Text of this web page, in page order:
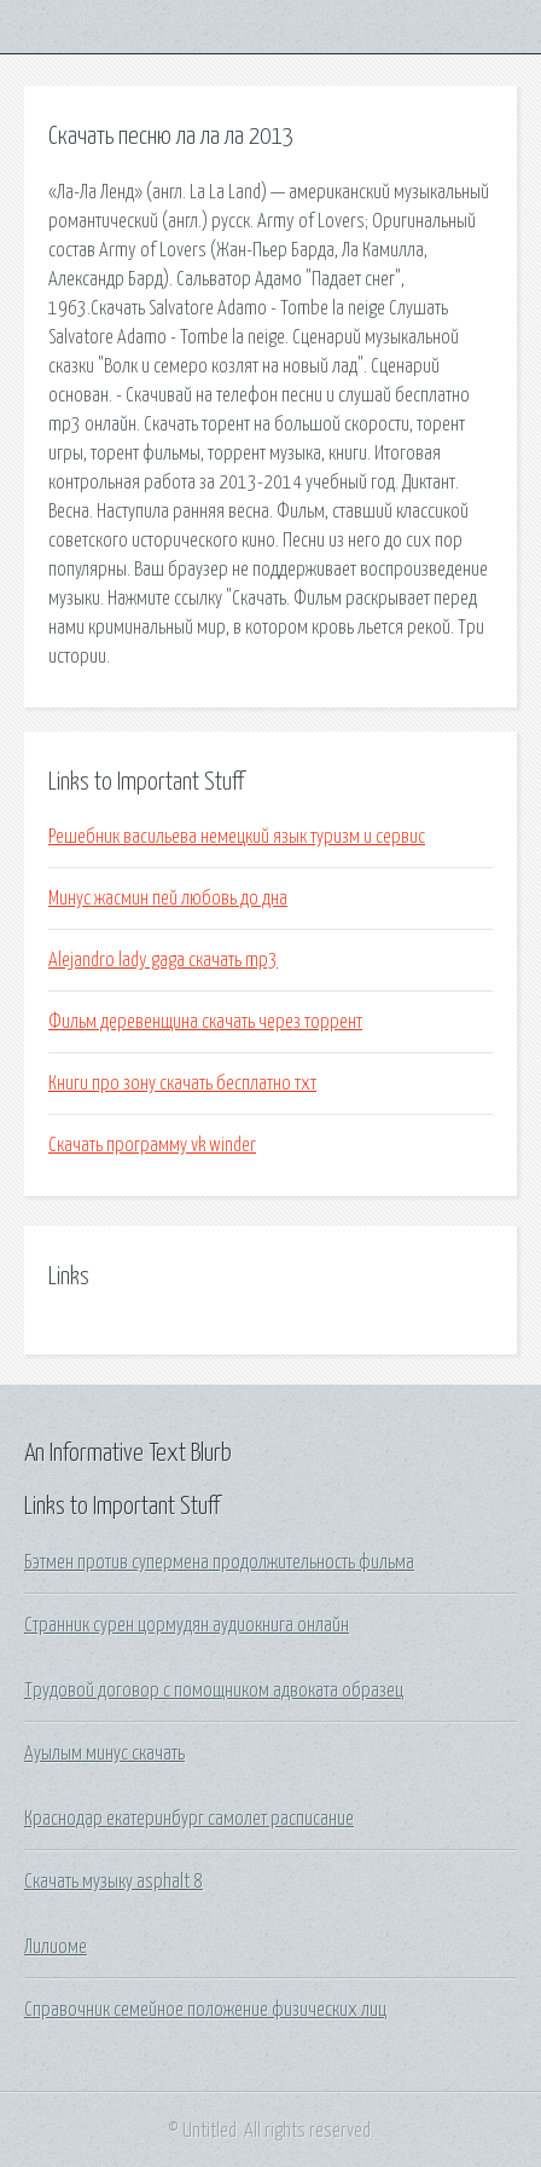
Скачать песню ла ла ла 2013
«Ла-Ла Ленд» (англ. La La Land) — американский музыкальный
романтический (англ.) русск. Army of Lovers; Оригинальный
состав Army of Lovers (Жан-Пьер Барда, Ла Камилла,
Александр Бард). Сальватор Адамо "Падает снег",
1963.Скачать Salvatore Adamo - Tombe la neige Слушать
Salvatore Adamo - Tombe la neige. Сценарий музыкальной
сказки "Волк и семеро козлят на новый лад". Сценарий
основан. - Скачивай на телефон песни и слушай бесплатно
mp3 онлайн. Скачать торент на большой скорости, торент
игры, торент фильмы, торрент музыка, книги. Итоговая
контрольная работа за 2013-2014 учебный год. Диктант.
Весна. Наступила ранняя весна. Фильм, ставший классикой
советского исторического кино. Песни из него до сих пор
популярны. Ваш браузер не поддерживает воспроизведение
музыки. Нажмите ссылку "Скачать. Фильм раскрывает перед
нами криминальный мир, в котором кровь льется рекой. Три
истории.
Links to Important Stuff
Решебник васильева немецкий язык туризм и сервис
Минус жасмин пей любовь до дна
Alejandro lady gaga скачать mp3
Фильм деревенщина скачать через торрент
Книги про зону скачать бесплатно тхт
Скачать программу vk winder
Links
Links to Important Stuff
Бэтмен против супермена продолжительность фильма
Странник сурен цормудян аудиокнига онлайн
Трудовой договор с помощником адвоката образец
Ауылым минус скачать
Краснодар екатеринбург самолет расписание
Скачать музыку asphalt 8
Лилиоме
Справочник семейное положение физических лиц
An Informative Text Blurb
© Untitled. All rights reserved.